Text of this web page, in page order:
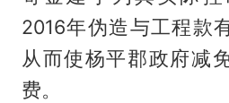
2016年伪造与工程款
从而使杨平郡政府减
费。